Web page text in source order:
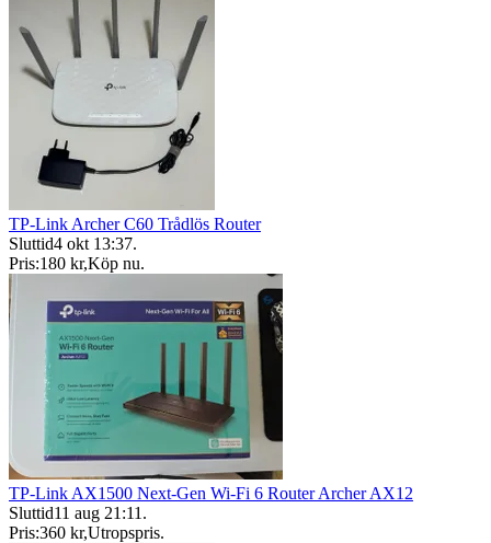
TP-Link Archer C60 Trådlös Router
Sluttid4 okt 13:37.
Pris:180 kr,Köp nu.
TP-Link AX1500 Next-Gen Wi-Fi 6 Router Archer AX12
Sluttid11 aug 21:11 .
Pris:360 kr,Utropspris.